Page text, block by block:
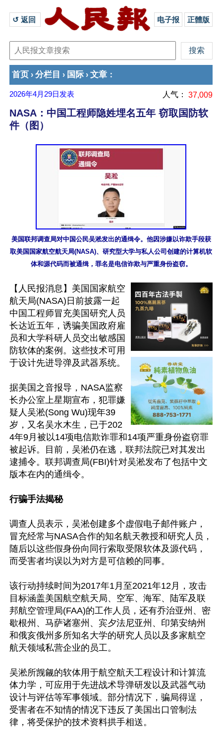
↺ 返回 电子报 正體版
首页 › 分栏目 › 国际 › 文章 ：
2026年4月29日 发表 人气： 37,009
NASA：中国工程师隐姓埋名五年 窃取国防软
件（图）
美国联邦调查局对中国公民吴淞发出的通缉令。他因涉嫌以诈欺手段获
取美国国家航空航天局(NASA)、研究型大学与私人公司创建的计算机软
体和源代码而被通缉，罪名是电信诈欺与严重身份盗窃。
【人民报消息】美国国家航空
航天局(NASA)日前披露一起
中国工程师冒充美国研究人员
长达近五年，诱骗美国政府雇
员和大学科研人员交出敏感国
防软体的案例。这些技术可用
于设计先进导弹及武器系统。
据美国之音报导，NASA监察
长办公室上星期宣布，犯罪嫌
疑人吴淞(Song Wu)现年39
岁，又名吴水木生，已于202
4年9月被以14项电信欺诈罪和14项严重身份盗窃罪
被起诉。目前，吴淞仍在逃，联邦法院已对其发出
逮捕令。联邦调查局(FBI)针对吴淞发布了包括中文
版本在内的通缉令。
行骗手法揭秘
调查人员表示，吴淞创建多个虚假电子邮件账户，
冒充经常与NASA合作的知名航天教授和研究人员，
随后以这些假身份向同行索取受限软体及源代码，
而受害者均误以为对方是可信赖的同事。
该行动持续时间为2017年1月至2021年12月，攻击
目标涵盖美国航空航天局、空军、海军、陆军及联
邦航空管理局(FAA)的工作人员，还有乔治亚州、密
歇根州、马萨诸塞州、宾夕法尼亚州、印第安纳州
和俄亥俄州多所知名大学的研究人员以及多家航空
航天领域私营企业的员工。
吴淞所觊觎的软体用于航空航天工程设计和计算流
体力学，可应用于先进战术导弹研发以及武器气动
设计与评估等军事领域。部分情况下，骗局得逞，
受害者在不知情的情况下违反了美国出口管制法
律，将受保护的技术资料拱手相送。